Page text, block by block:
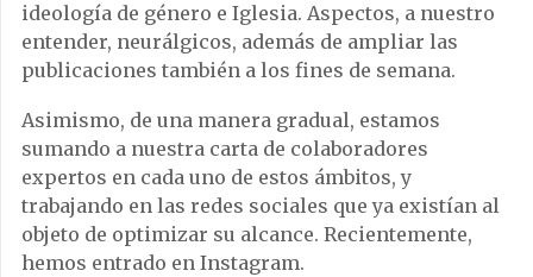
ideología de género e Iglesia. Aspectos, a nuestro
entender, neurálgicos, además de ampliar las
publicaciones también a los fines de semana.
Asimismo, de una manera gradual, estamos
sumando a nuestra carta de colaboradores
expertos en cada uno de estos ámbitos, y
trabajando en las redes sociales que ya existían al
objeto de optimizar su alcance. Recientemente,
hemos entrado en Instagram.